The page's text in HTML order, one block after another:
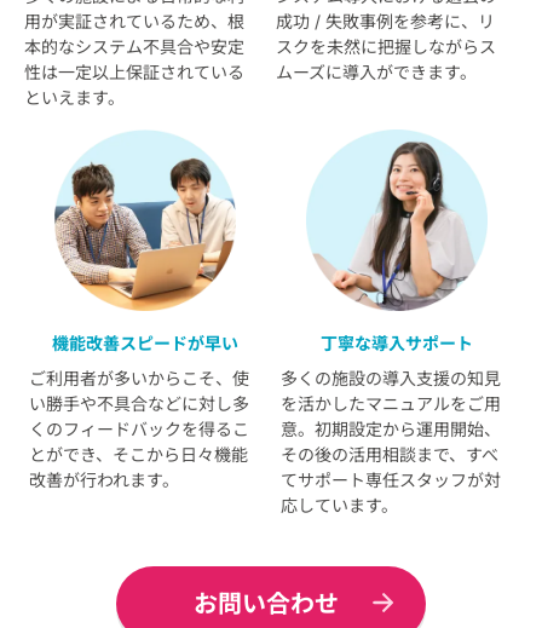
用が実証されているため、根
本的なシステム不具合や安定
性は一定以上保証されている
といえます。
成功 / 失敗事例を参考に、リ
スクを未然に把握しながらス
ムーズに導入ができます。
機能改善スピードが早い
ご利用者が多いからこそ、使
い勝手や不具合などに対し多
くのフィードバックを得るこ
とができ、そこから日々機能
改善が行われます。
丁寧な導入サポート
多くの施設の導入支援の知見
を活かしたマニュアルをご用
意。初期設定から運用開始、
その後の活用相談まで、すべ
てサポート専任スタッフが対
応しています。
お問い合わせ